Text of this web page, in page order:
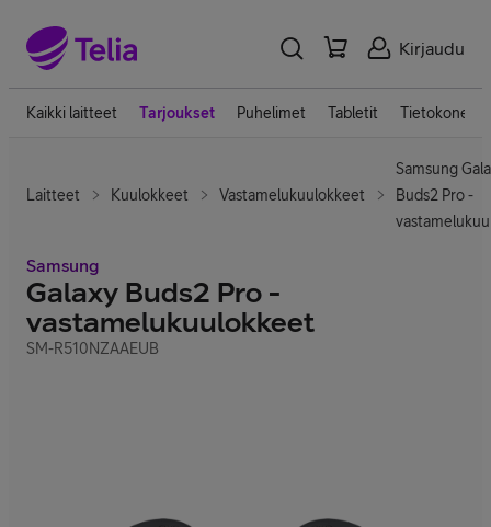
Kirjaudu
Kaikki laitteet Tarjoukset Puhelimet Tabletit Tietokoneet
Laitteet Kuulokkeet Vastamelukuulokkeet
Samsung
Buds2 Pro -
Samsung
Galaxy Buds2 Pro -
vastamelukuulokkeet
SM-R510NZAAEUB